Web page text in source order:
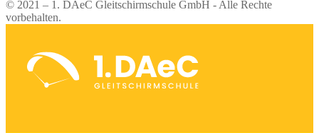
© 2021 – 1. DAeC Gleitschirmschule GmbH - Alle Rechte
vorbehalten.